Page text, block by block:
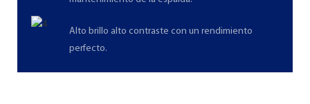
Alto brillo alto contraste con un rendimiento
perfecto.